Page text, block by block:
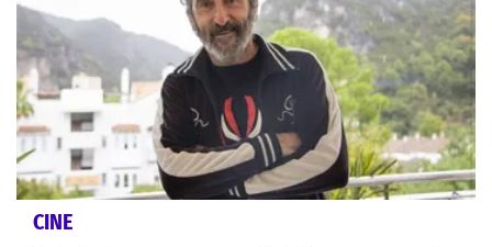
CINE